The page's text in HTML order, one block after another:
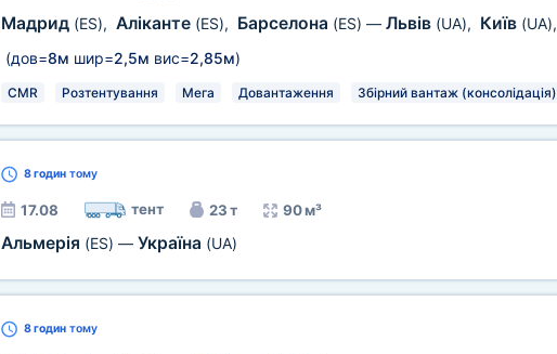
Мадрид (ES), Аліканте (ES), Барселона (ES) — Львів (UA), Київ (UA),
(дов=8м шир=2,5м вис=2,85м)
CMR Розтентування Мега Довантаження Збірний вантаж (консолідація)
8 годинтому
17.08 тент 23 т 90 м³
Альмерія (ES) — Україна (UA)
8 годинтому